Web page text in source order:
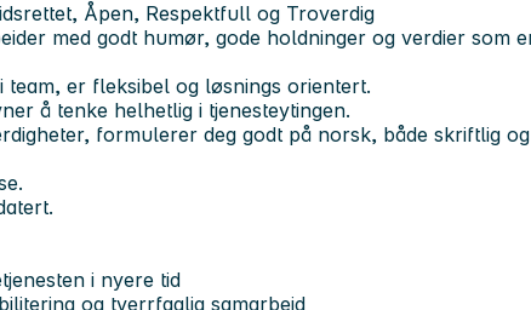
Åpen, Respektfull og Troverdig
med godt humør, gode holdninger og verdier som
team, er fleksibel og løsnings orientert.
å tenke helhetlig i tjenesteytingen.
formulerer deg godt på norsk, både skriftlig og
i nyere tid
og tverrfaglig samarbeid